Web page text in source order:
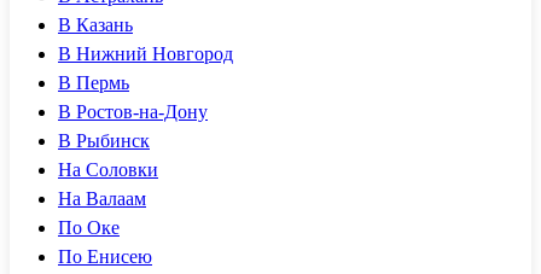
В Казань
В Нижний Новгород
В Пермь
В Ростов-на-Дону
В Рыбинск
На Соловки
На Валаам
По Оке
По Енисею